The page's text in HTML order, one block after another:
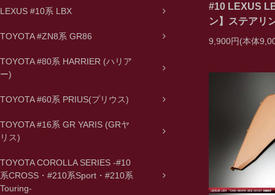
LEXUS #10系 LBX
TOYOTA #ZN8系 GR86
TOYOTA #80系 HARRIER (ハリア
ー)
TOYOTA #60系 PRIUS(プリウス)
TOYOTA #16系 GR YARIS (GRヤ
リス)
TOYOTA COROLLA SERIES -#10
系CROSS・#210系Sport・#210系
Touring-
#10 LEXUS
ン】ステアリ
9,900円(本体